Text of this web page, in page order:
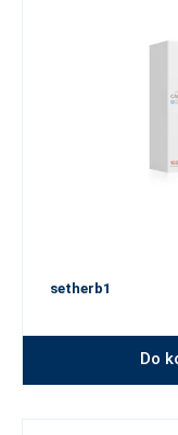
setherb1
Do